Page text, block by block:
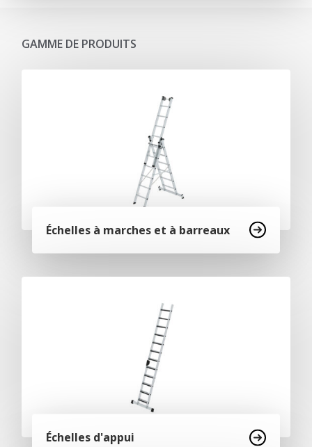
GAMME DE PRODUITS
Échelles à marches et à barreaux
Échelles d'appui